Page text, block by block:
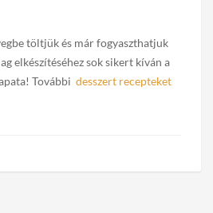
töltjük és már fogyaszthatjuk
elkészítéséhez sok sikert kíván a
További desszert recepteket